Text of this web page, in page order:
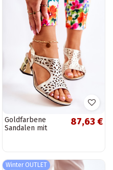
Goldfarbene
Sandalen mit
Elementen
87,63 €
Winter OUTLET